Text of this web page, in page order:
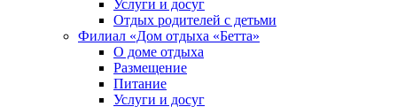
Услуги и досуг
Отдых родителей с детьми
Филиал «Дом отдыха «Бетта»
О доме отдыха
Размещение
Питание
Услуги и досуг